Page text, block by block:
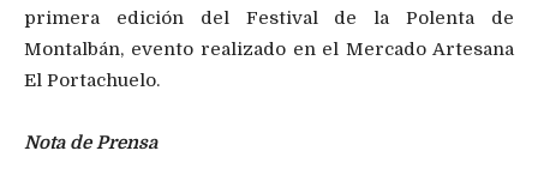
primera edición del Festival de la Polenta de
Montalbán, evento realizado en el Mercado Artesana
El Portachuelo.
Nota de Prensa